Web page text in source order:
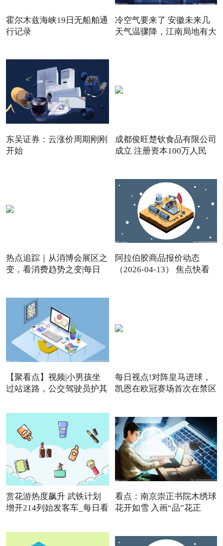
霍尔木兹海峡19日无船舶通
行记录
冷空气要来了 安徽未来几
天气温骤降，江南局地有大
东吴证券：云涨价周期刚刚
开始
成都俊旺楚钦食品有限公司
成立 注册资本100万人民
热点追踪｜从消博会展区之
变，看消费趋势之变|每日
阿拉伯胶商品报价动态
（2026-04-13） 焦点快看
【聚看点】视频|小男孩坐
过站迷路，公交驾驶员护其
每日视点!对阵皇马进球，
凯恩在欧冠赛场首次在禁区
赏花游热度飙升 武铁计划
增开214列始发客车_每日看
看点：南京崇正书院木绣球
花开如雪 入画“品”花正